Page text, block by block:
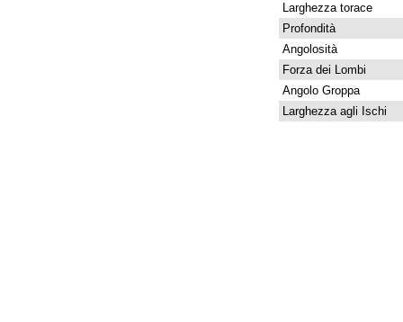
Larghezza torace
Profondità
Angolosità
Forza dei Lombi
Angolo Groppa
Larghezza agli Ischi